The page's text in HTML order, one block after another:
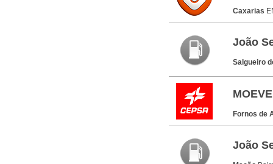
Caxarias
João
Salgueiro
Fornos de
João